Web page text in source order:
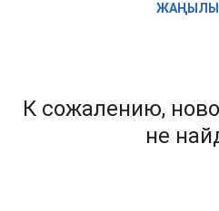
К сожалению,
не